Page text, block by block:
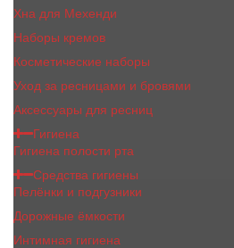
Хна для Мехенди
Наборы кремов
Косметические наборы
Уход за ресницами и бровями
Аксессуары для ресниц
Гигиена
Гигиена полости рта
Средства гигиены
Пелёнки и подгузники
Дорожные ёмкости
Интимная гигиена